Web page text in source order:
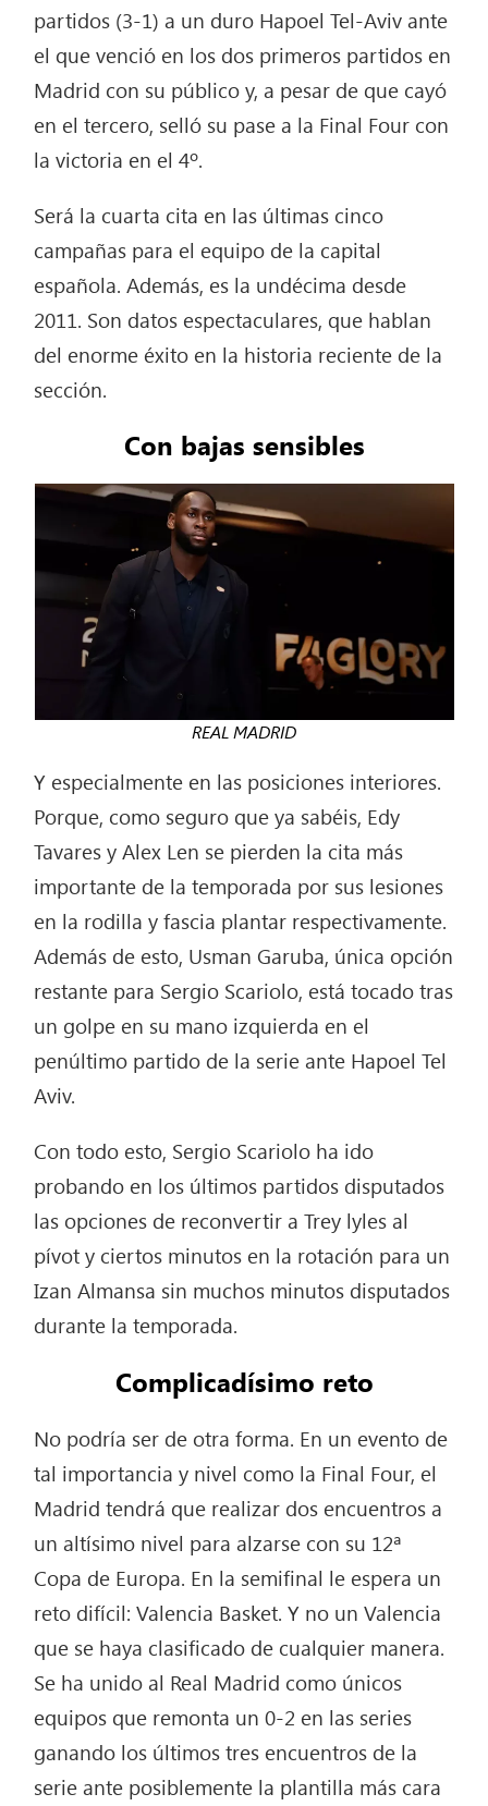
partidos (3-1) a un duro Hapoel Tel-Aviv ante
el que venció en los dos primeros partidos en
Madrid con su público y, a pesar de que cayó
en el tercero, selló su pase a la Final Four con
la victoria en el 4º.
Será la cuarta cita en las últimas cinco
campañas para el equipo de la capital
española. Además, es la undécima desde
2011. Son datos espectaculares, que hablan
del enorme éxito en la historia reciente de la
sección.
Con bajas sensibles
REAL MADRID
Y especialmente en las posiciones interiores.
Porque, como seguro que ya sabéis, Edy
Tavares y Alex Len se pierden la cita más
importante de la temporada por sus lesiones
en la rodilla y fascia plantar respectivamente.
Además de esto, Usman Garuba, única opción
restante para Sergio Scariolo, está tocado tras
un golpe en su mano izquierda en el
penúltimo partido de la serie ante Hapoel Tel
Aviv.
Con todo esto, Sergio Scariolo ha ido
probando en los últimos partidos disputados
las opciones de reconvertir a Trey lyles al
pívot y ciertos minutos en la rotación para un
Izan Almansa sin muchos minutos disputados
durante la temporada.
Complicadísimo reto
No podría ser de otra forma. En un evento de
tal importancia y nivel como la Final Four, el
Madrid tendrá que realizar dos encuentros a
un altísimo nivel para alzarse con su 12ª
Copa de Europa. En la semifinal le espera un
reto difícil: Valencia Basket. Y no un Valencia
que se haya clasificado de cualquier manera.
Se ha unido al Real Madrid como únicos
equipos que remonta un 0-2 en las series
ganando los últimos tres encuentros de la
serie ante posiblemente la plantilla más cara